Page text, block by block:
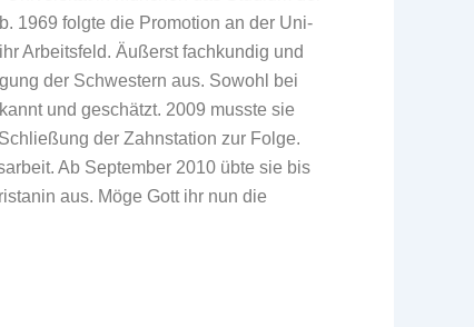
1969 folgte die Promotion an der Uni-
Arbeitsfeld. Äußerst fachkundig und
der Schwestern aus. Sowohl bei
und geschätzt. 2009 musste sie
der Zahnstation zur Folge.
Ab September 2010 übte sie bis
aus. Möge Gott ihr nun die